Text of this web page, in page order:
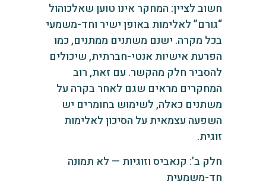
חשוב לציין: המחקר אינו טוען שאלכוהול
“גורם” לאלימות באופן ישיר וחד-משמעי
בכל מקרה. ישנם משתנים ממתנים, כמו
הפרעת אישיות אנטי-חברתית, שיכולים
להסביר חלק מהקשר. עם זאת, רוב
המחקרים מראים שגם לאחר בקרה על
משתנים כאלה, לשימוש בחומרים יש
השפעה עצמאית על הסיכון לאלימות
זוגית.
חלק ב’: קנאביס וזוגיות — לא תמונה
חד-משמעית